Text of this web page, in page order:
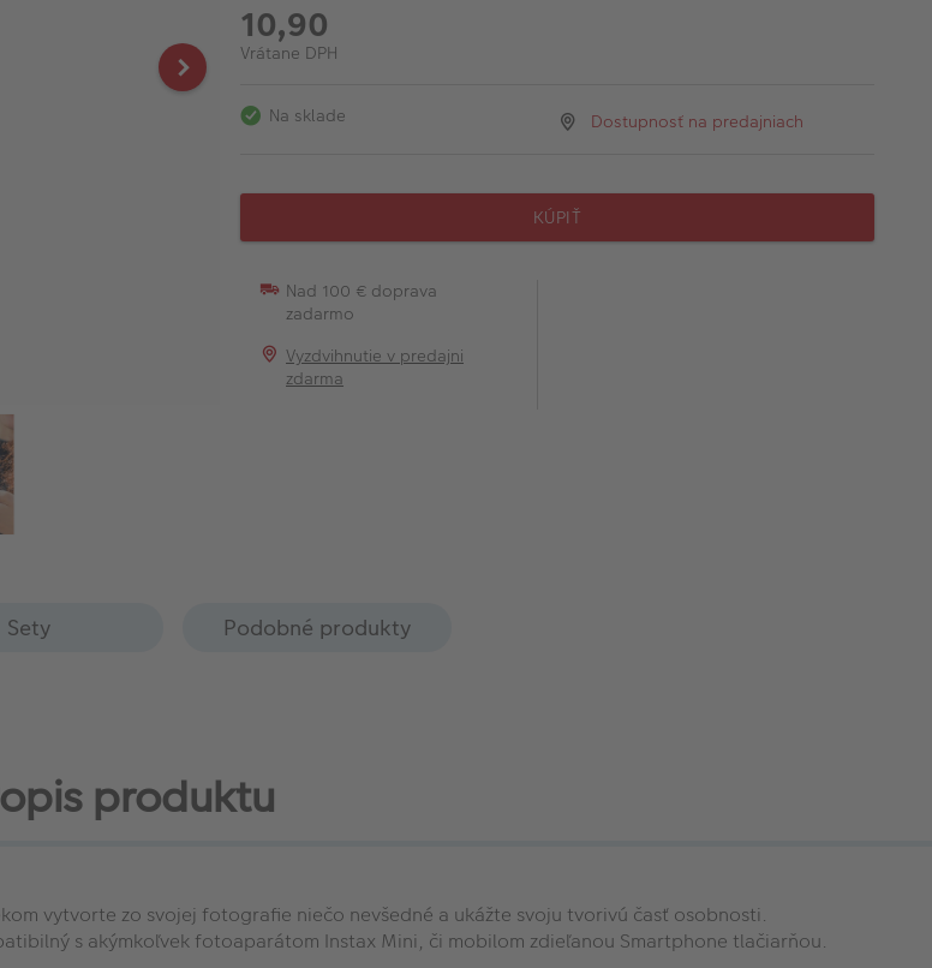
10,90
Vrátane DPH
Na sklade Dostupnosť na predajniach
KÚPIŤ
Nad 100 € doprava
zadarmo
Vyzdvihnutie v predajni
zdarma
Sety Podobné produkty
produktu
vytvorte zo svojej fotografie niečo nevšedné a ukážte svoju tvorivú časť osobnosti.
s akýmkoľvek fotoaparátom Instax Mini, či mobilom zdieľanou Smartphone tlačiarňou.